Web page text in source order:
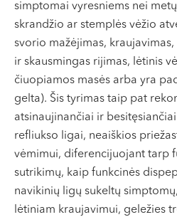
simptomai vyresniems nei
skrandžio ar stemplės vėžio
svorio mažėjimas,
ir skausmingas rijimas, lėtinis
čiuopiamos masės arba yra
gelta). Šis tyrimas taip pat
atsinaujinančiai ir
refliukso ligai, neaiškios
vėmimui, diferencijuojant tarp
sutrikimų, kaip funkcinės
navikinių ligų sukeltų
lėtiniam kraujavimui, geležies